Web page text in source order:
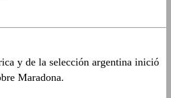
y de la selección argentina inició
Maradona.